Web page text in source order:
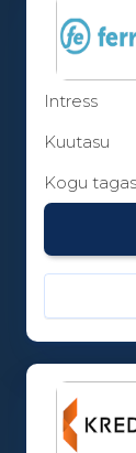
Intress
Kuutasu
Kogu
100 -